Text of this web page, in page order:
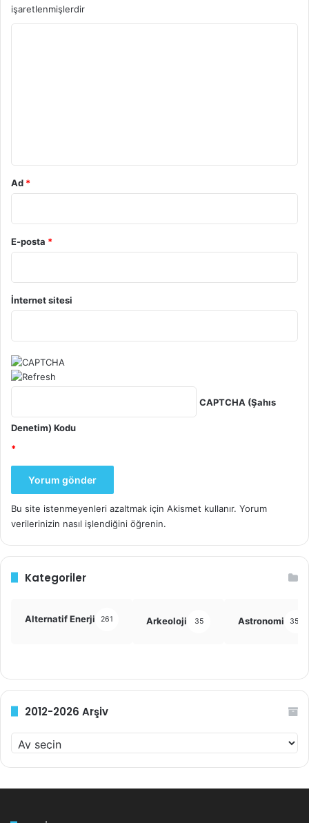
işaretlenmişlerdir
Ad *
E-posta *
İnternet sitesi
CAPTCHA (Şahıs
Denetim) Kodu
*
Bu site istenmeyenleri azaltmak için Akismet kullanır. Yorum
verilerinizin nasıl işlendiğini öğrenin.
Kategoriler
Alternatif Enerji 261 Arkeoloji 35 Astronomi 355
2012-2026 Arşiv
0
1